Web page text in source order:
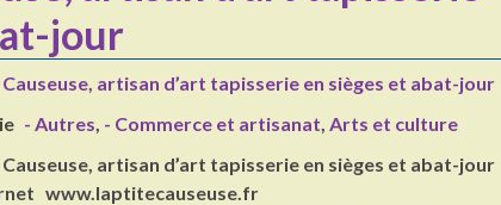
jour
Causeuse, artisan d’art tapisserie en sièges et abat-jour
- Autres, - Commerce et artisanat, Arts et culture
Causeuse, artisan d’art tapisserie en sièges et abat-jour
www.laptitecauseuse.fr